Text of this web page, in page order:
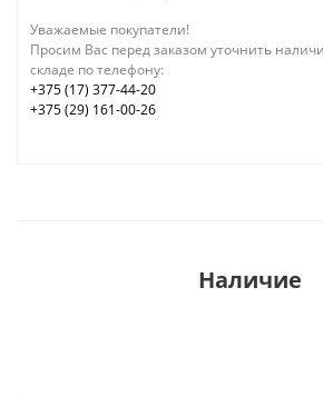
Уважаемые покупатели!
Просим Вас перед заказом уточнить
складе по телефону:
+375 (17) 377-44-20
+375 (29) 161-00-26
Наличие